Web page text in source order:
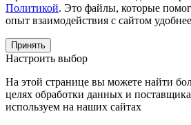
Политикой. Это файлы, которые
опыт взаимодействия с сайтом
Принять
Настроить выбор
На этой странице вы можете найти
целях обработки данных и
используем на наших сайтах